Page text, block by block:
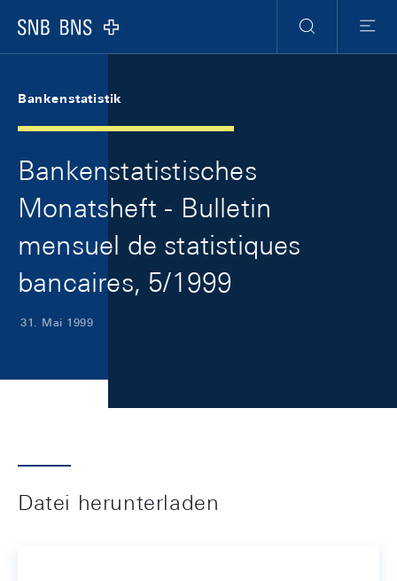
Logo
Suche
Menu
Bankenstatistik
Bankenstatistisches
Monatsheft - Bulletin
mensuel de statistiques
bancaires, 5/1999
31. Mai 1999
Datei herunterladen